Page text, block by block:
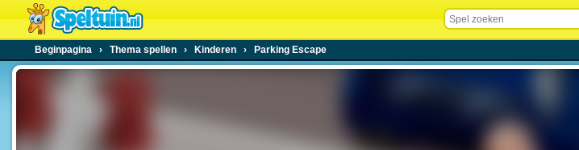
Beginpagina › Thema spellen › Kinderen › Parking Escape